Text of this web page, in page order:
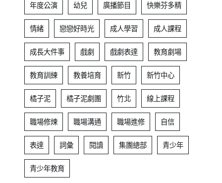
年度公演 幼兒 廣播節目 快樂芬多精
情緒 戀戀好時光 成人學習 成人課程
成長大件事 戲劇 戲劇表達 教育劇場
教育訓練 教養培育 新竹 新竹中心
橘子泥 橘子泥劇團 竹北 線上課程
職場修煉 職場溝通 職場進修 自信
表達 詞彙 閱讀 集團總部 青少年
青少年教育